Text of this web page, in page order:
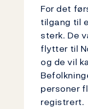
For det
tilgang til
sterk. De
flytter til
og de vil
personer
registrert.